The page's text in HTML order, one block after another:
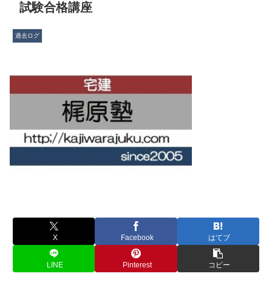
試験合格講座
過去ログ
X Facebook はてブ
LINE Pinterest コピー